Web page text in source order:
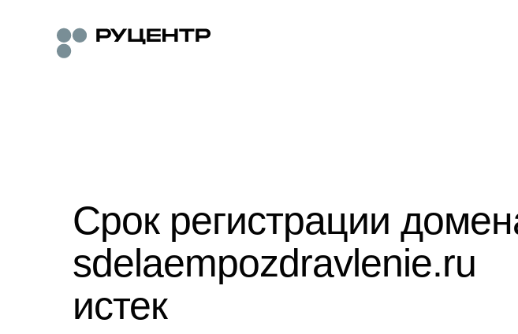
Срок регистрации
sdelaempozdravlenie.ru
истек